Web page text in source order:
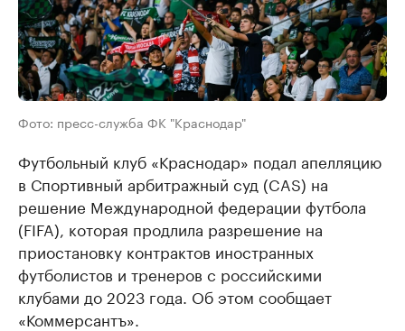
Фото: пресс-служба ФК "Краснодар"
Футбольный клуб «Краснодар» подал апелляцию
в Спортивный арбитражный суд (CAS) на
решение Международной федерации футбола
(FIFA), которая продлила разрешение на
приостановку контрактов иностранных
футболистов и тренеров с российскими
клубами до 2023 года. Об этом сообщает
«Коммерсантъ».